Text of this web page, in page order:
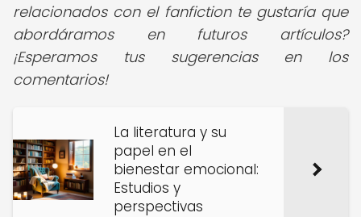
relacionados con el fanfiction te gustaría que
abordáramos en futuros artículos?
¡Esperamos tus sugerencias en los
comentarios!
La literatura y su
papel en el
bienestar emocional:
Estudios y
perspectivas